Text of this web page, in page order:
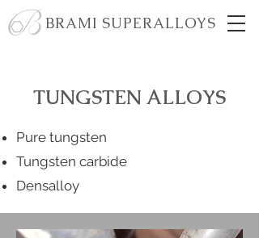
BRAMI SUPERALLOYS
TUNGSTEN ALLOYS
Pure tungsten
Tungsten carbide
Densalloy